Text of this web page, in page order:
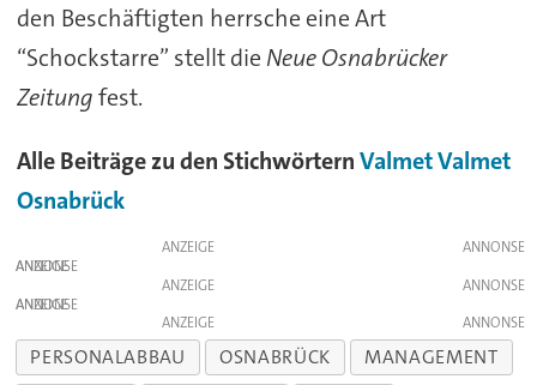
den Beschäftigten herrsche eine Art
“Schockstarre” stellt die Neue Osnabrücker
Zeitungfest.
Alle Beiträge zu den StichwörternValmetValmet
Osnabrück
ANZEIGE
ANZEIGE
ANZEIGE
ANZEIGE
ANZEIGE
PERSONALABBAU OSNABRÜCK
MANAGEMENT